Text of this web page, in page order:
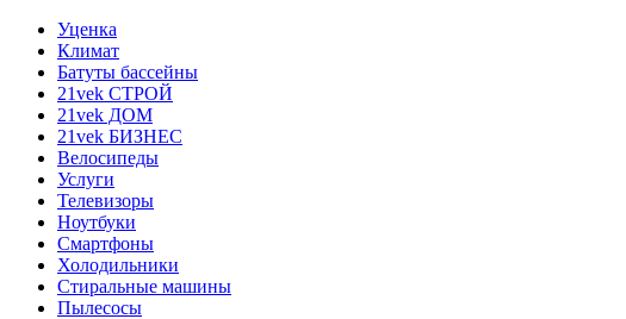
Уценка
Климат
Батуты бассейны
21vek СТРОЙ
21vek ДОМ
21vek БИЗНЕС
Велосипеды
Услуги
Телевизоры
Ноутбуки
Смартфоны
Холодильники
Стиральные машины
Пылесосы